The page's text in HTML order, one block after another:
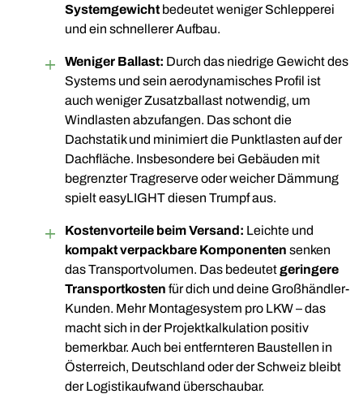
Systemgewicht bedeutet weniger Schlepperei
und ein schnellerer Aufbau.
Weniger Ballast: Durch das niedrige Gewicht des
Systems und sein aerodynamisches Profil ist
auch weniger Zusatzballast notwendig, um
Windlasten abzufangen. Das schont die
Dachstatik und minimiert die Punktlasten auf der
Dachfläche. Insbesondere bei Gebäuden mit
begrenzter Tragreserve oder weicher Dämmung
spielt easyLIGHT diesen Trumpf aus.
Kostenvorteile beim Versand: Leichte und
kompakt verpackbare Komponenten senken
das Transportvolumen. Das bedeutetgeringere
Transportkosten für dich und deine Großhändler-
Kunden. Mehr Montagesystem pro LKW – das
macht sich in der Projektkalkulation positiv
bemerkbar. Auch bei entfernteren Baustellen in
Österreich, Deutschland oder der Schweiz bleibt
der Logistikaufwand überschaubar.